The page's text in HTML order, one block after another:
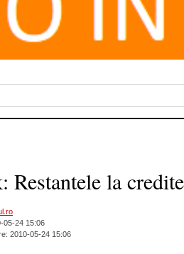
Restantele la
05-24 15:06
2010-05-24 15:06